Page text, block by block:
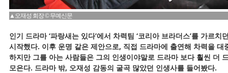
▲오재성 회장 © 무예신문
인기 드라마 ‘파랑새는 있다’에서 차력팀 ‘코리아 브라더스’를 가르치
시작했다. 이후 운명 같은 제안으로, 직접 드라마에 출연해 차력을 대
하지만 그를 아는 사람들은 그의 인생이야말로 드라마 보다 훨씬 더
모은다. 드라마 밖, 오재성 감동의 굴곡 많았던 인생사를 들어봤다.